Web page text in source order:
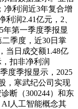
净利润近3年复合增
润2.41亿元，2、
年第一季度季报显
季度，近30日掌
当日成交额1.48亿
扣非净利润
度季报显示，2025
，寒武纪公司实现
断（300244）和东
AI人工智能概念其